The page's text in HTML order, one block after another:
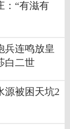
：“有滋有
兵连鸣放皇
白二世
源被困天坑2